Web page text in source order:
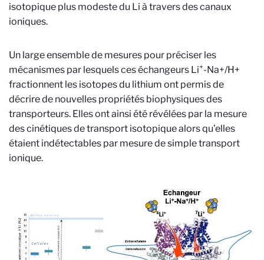
isotopique plus modeste du Li à travers des canaux
ioniques.
Un large ensemble de mesures pour préciser les
mécanismes par lesquels ces échangeurs Li+-Na+/H+
fractionnent les isotopes du lithium ont permis de
décrire de nouvelles propriétés biophysiques des
transporteurs. Elles ont ainsi été révélées par la mesure
des cinétiques de transport isotopique alors qu’elles
étaient indétectables par mesure de simple transport
ionique.